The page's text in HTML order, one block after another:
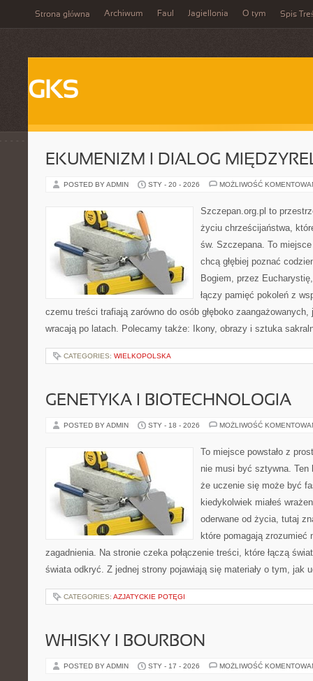
Strona główna Archiwum Faul Jagiellonia O tym Spis
GKS
EKUMENIZM I DIALOG
POSTED BY ADMIN STY - 20 - 2026 MOŻLIWOŚĆ
Szczepan.org.pl to
życiu chrześcijaństwa,
św. Szczepana. To
chcą głębiej poznać
Bogiem, przez
łączy pamięć pokoleń z
czemu treści trafiają zarówno do osób głęboko
wracają po latach. Polecamy także: Ikony, obrazy i sztuka
CATEGORIES: WIELKOPOLSKA
GENETYKA I BIOTECHNOLOGIA
POSTED BY ADMIN STY - 18 - 2026 MOŻLIWOŚĆ
To miejsce powstało z
nie musi być sztywna.
że uczenie się może być
kiedykolwiek miałeś
oderwane od życia, tutaj
które pomagają zrozumieć
zagadnienia. Na stronie czeka połączenie treści, które łączą
świata odkryć. Z jednej strony pojawiają się materiały o tym, jak
CATEGORIES: AZJATYCKIE POTĘGI
WHISKY I BOURBON
POSTED BY ADMIN STY - 17 - 2026 MOŻLIWOŚĆ